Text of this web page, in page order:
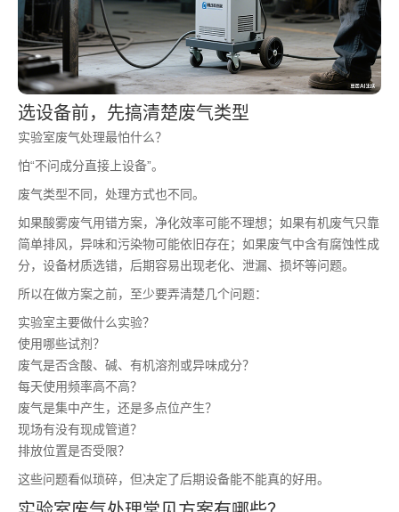
选设备前，先搞清楚废气类型
实验室废气处理最怕什么？
怕“不问成分直接上设备”。
废气类型不同，处理方式也不同。
如果酸雾废气用错方案，净化效率可能不理想；如果有机废气只靠
简单排风，异味和污染物可能依旧存在；如果废气中含有腐蚀性成
分，设备材质选错，后期容易出现老化、泄漏、损坏等问题。
所以在做方案之前，至少要弄清楚几个问题：
实验室主要做什么实验？
使用哪些试剂？
废气是否含酸、碱、有机溶剂或异味成分？
每天使用频率高不高？
废气是集中产生，还是多点位产生？
现场有没有现成管道？
排放位置是否受限？
这些问题看似琐碎，但决定了后期设备能不能真的好用。